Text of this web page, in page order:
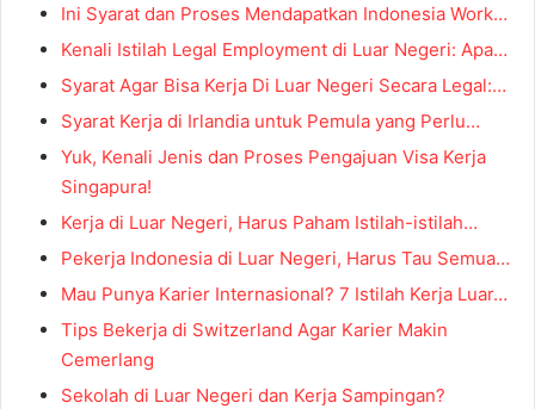
Ini Syarat dan Proses Mendapatkan Indonesia Work…
Kenali Istilah Legal Employment di Luar Negeri: Apa…
Syarat Agar Bisa Kerja Di Luar Negeri Secara Legal:…
Syarat Kerja di Irlandia untuk Pemula yang Perlu…
Yuk, Kenali Jenis dan Proses Pengajuan Visa Kerja
Singapura!
Kerja di Luar Negeri, Harus Paham Istilah-istilah…
Pekerja Indonesia di Luar Negeri, Harus Tau Semua…
Mau Punya Karier Internasional? 7 Istilah Kerja Luar…
Tips Bekerja di Switzerland Agar Karier Makin
Cemerlang
Sekolah di Luar Negeri dan Kerja Sampingan?